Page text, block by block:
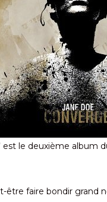
est le deuxième album
être faire bondir grand